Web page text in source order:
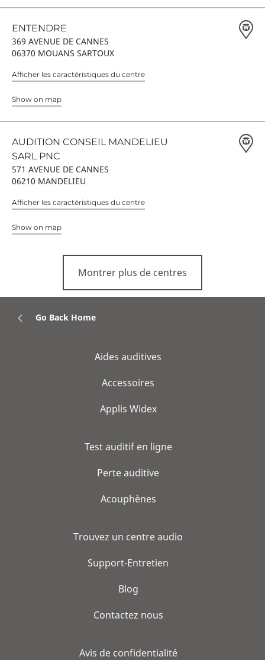
ENTENDRE
369 AVENUE DE CANNES
06370 MOUANS SARTOUX
Afficher les caractéristiques du centre
Show on map
AUDITION CONSEIL MANDELIEU
SARL PNC
571 AVENUE DE CANNES
06210 MANDELIEU
Afficher les caractéristiques du centre
Show on map
Montrer plus de centres
Go Back Home
Aides auditives
Accessoires
Applis Widex
Test auditif en ligne
Perte auditive
Acouphènes
Trouvez un centre audio
Support-Entretien
Blog
Contactez nous
Avis de confidentialité